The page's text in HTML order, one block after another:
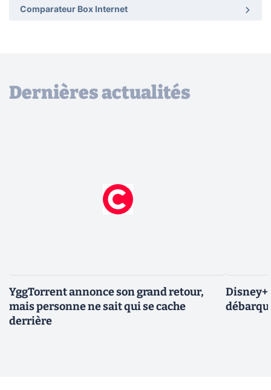
Comparateur Box Internet
Dernières actualités
YggTorrent annonce son grand retour,
mais personne ne sait qui se cache
derrière
Disney+